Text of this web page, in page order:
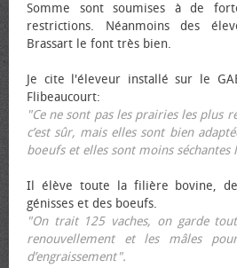
Somme sont soumises à de
restrictions. Néanmoins des
Brassart le font très bien.
Je cite l'éleveur installé sur le
Flibeaucourt:
"Ce ne sont pas les prairies les plus
c’est sûr, mais elles sont bien
bœufs et elles sont moins séchantes
Il élève toute la filière bovine,
génisses et des bœufs.
"On trait 125 vaches, on garde
renouvellement et les mâles
d’engraissement".